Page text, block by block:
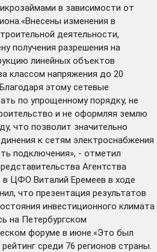
в зависимости от
изменения в
деятельности,
получения разрешения на
линейных объектов
классом напряжения до 20
этому сетевые
по упрощенному порядку, не
и не оформляя землю
что позволит значительно
к сетям электроснабжения
подключения», - отметил
Агентства
в ЦФО Виталий Еремеев в ходе
что презентация результатов
инвестиционного климата
на Петербургском
форуме в июне.«Это был
среди 76 регионов страны.